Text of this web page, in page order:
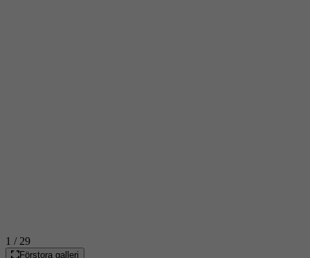
1 / 29
Förstora galleri